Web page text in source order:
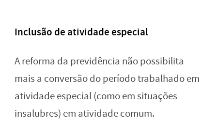
Inclusão de atividade especial
A reforma da previdência não possibilita
mais a conversão do período trabalhado em
atividade especial (como em situações
insalubres) em atividade comum.